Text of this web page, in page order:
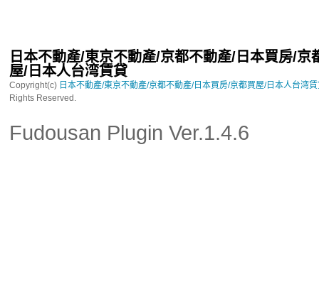
日本不動產/東京不動產/京都不動產/日本買房/京
屋/日本人台湾賃貸
Copyright(c) 日本不動產/東京不動產/京都不動產/日本買房/京都買屋/日本人台湾
Rights Reserved.
Fudousan Plugin Ver.1.4.6